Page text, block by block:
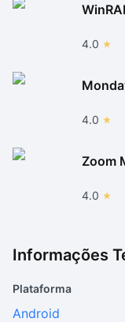
4.0
4.0
Zoom
4.0
Informações
Plataforma
Android